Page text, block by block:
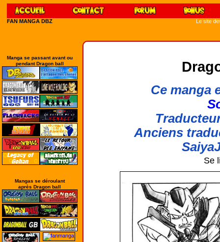
FAN MANGA DBZ Le site
Manga se passant avant ou
pendant Dragon ball
Mangas se déroulant
après Dragon ball
Ce manga
Anciens
Se